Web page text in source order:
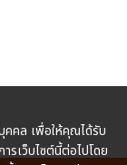
คคล เพื่อให้คุณได้รับ
รเว็บไซต์นี้ต่อไปโดย